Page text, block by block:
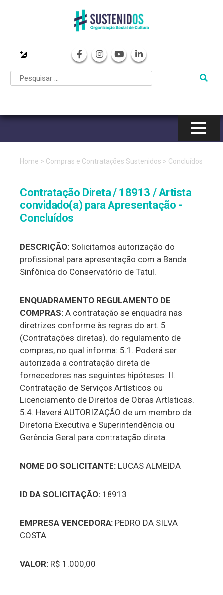
Pular
o
Home > Compras e Contratações Sustenidos > Concluídos
Contratação Direta / 18913 / Artista
convidado(a) para Apresentação -
Concluídos
DESCRIÇÃO: Solicitamos autorização do
profissional para apresentação com a Banda
Sinfônica do Conservatório de Tatuí.
ENQUADRAMENTO REGULAMENTO DE
COMPRAS: A contratação se enquadra nas
diretrizes conforme às regras do art. 5
(Contratações diretas). do regulamento de
compras, no qual informa: 5.1. Poderá ser
autorizada a contratação direta de
fornecedores nas seguintes hipóteses: II.
Contratação de Serviços Artísticos ou
Licenciamento de Direitos de Obras Artísticas.
5.4. Haverá AUTORIZAÇÃO de um membro da
Diretoria Executiva e Superintendência ou
Gerência Geral para contratação direta.
NOME DO SOLICITANTE: LUCAS ALMEIDA
ID DA SOLICITAÇÃO: 18913
EMPRESA VENCEDORA: PEDRO DA SILVA
COSTA
VALOR: R$ 1.000,00